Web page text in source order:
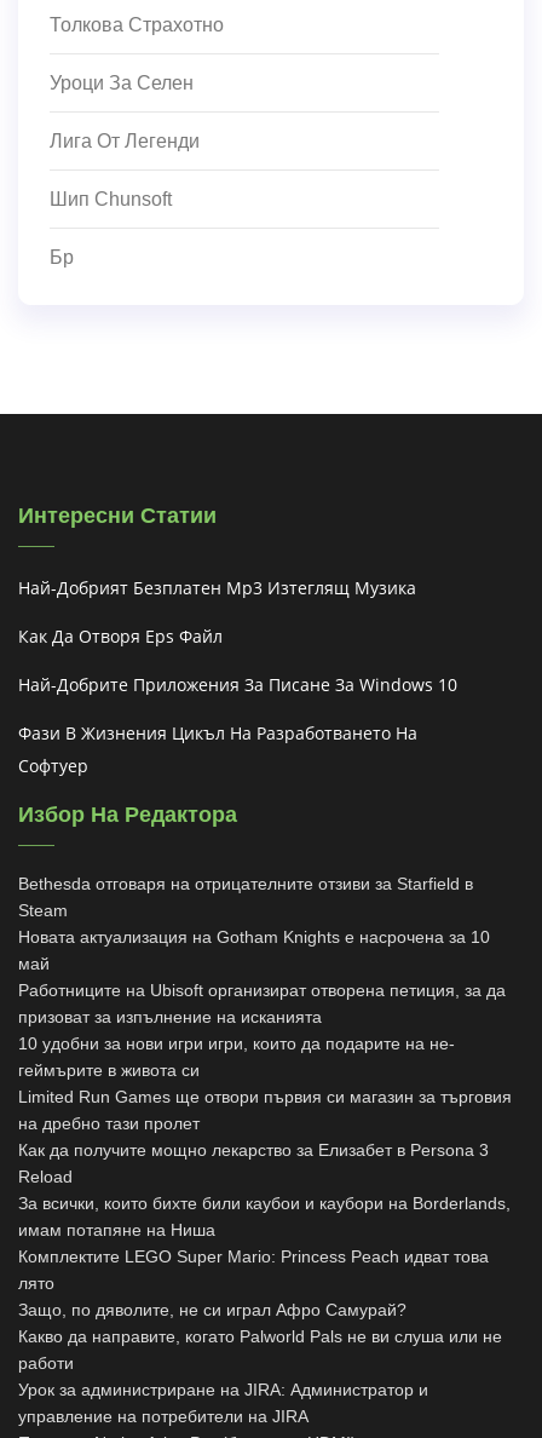
Толкова Страхотно
Уроци За Селен
Лига От Легенди
Шип Chunsoft
Бр
Интересни Статии
Най-Добрият Безплатен Mp3 Изтеглящ Музика
Как Да Отворя Eps Файл
Най-Добрите Приложения За Писане За Windows 10
Фази В Жизнения Цикъл На Разработването На
Софтуер
Избор На Редактора
Bethesda отговаря на отрицателните отзиви за Starfield в
Steam
Новата актуализация на Gotham Knights е насрочена за 10
май
Работниците на Ubisoft организират отворена петиция, за да
призоват за изпълнение на исканията
10 удобни за нови игри игри, които да подарите на не-
геймърите в живота си
Limited Run Games ще отвори първия си магазин за търговия
на дребно тази пролет
Как да получите мощно лекарство за Елизабет в Persona 3
Reload
За всички, които бихте били каубои и каубори на Borderlands,
имам потапяне на Ниша
Комплектите LEGO Super Mario: Princess Peach идват това
лято
Защо, по дяволите, не си играл Афро Самурай?
Какво да направите, когато Palworld Pals не ви слуша или не
работи
Урок за администриране на JIRA: Администратор и
управление на потребители на JIRA